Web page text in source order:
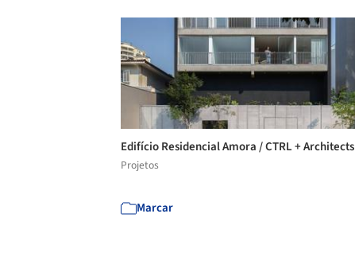
Edifício Residencial Amora / CTRL + Architects
Projetos
Marcar